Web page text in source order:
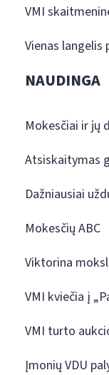
VMI
Vienas
NAUDINGA
Mokesčiai ir jų
Atsiskaitymas
Dažniausiai
Mokesčių ABC
Viktorina
VMI kviečia į
VMI turto
Įmonių VDU